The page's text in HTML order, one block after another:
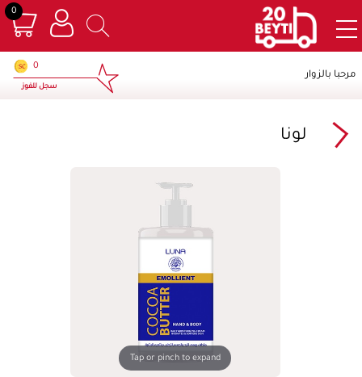
0×
مرحبا بالزوار
0
سجل للفوز
لونا
Tap or pinch to expand